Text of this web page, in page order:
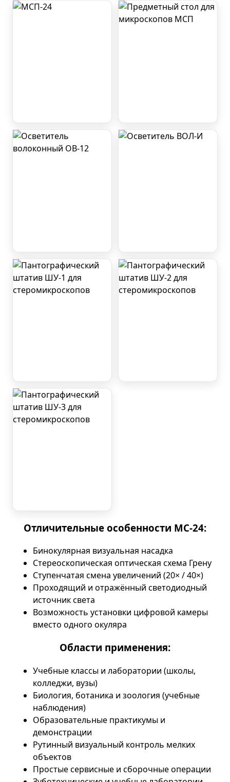
Отличительные особенности МС-24:
Бинокулярная визуальная насадка
Стереоскопическая оптическая схема Грену
Ступенчатая смена увеличений (20× / 40×)
Проходящий и отражённый светодиодный
источник света
Возможность установки цифровой камеры
вместо одного окуляра
Области применения:
Учебные классы и лаборатории (школы,
колледжи, вузы)
Биология, ботаника и зоология (учебные
наблюдения)
Образовательные практикумы и
демонстрации
Рутинный визуальный контроль мелких
объектов
Простые сервисные и сборочные операции